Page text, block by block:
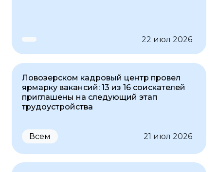
22 июл 2026
Ловозерском кадровый центр провел
ярмарку вакансий: 13 из 16 соискателей
приглашены на следующий этап
трудоустройства
Всем 21 июл 2026